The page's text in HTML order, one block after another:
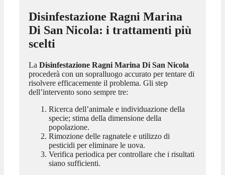
Disinfestazione Ragni Marina
Di San Nicola: i trattamenti più
scelti
La Disinfestazione Ragni Marina Di San Nicola
procederà con un sopralluogo accurato per tentare di
risolvere efficacemente il problema. Gli step
dell’intervento sono sempre tre:
Ricerca dell’animale e individuazione della
specie; stima della dimensione della
popolazione.
Rimozione delle ragnatele e utilizzo di
pesticidi per eliminare le uova.
Verifica periodica per controllare che i risultati
siano sufficienti.